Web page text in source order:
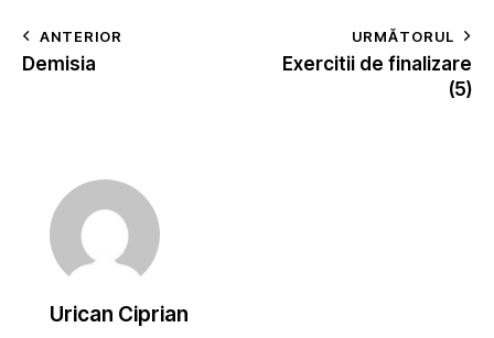
ANTERIOR
Demisia
URMĂTORUL
Exercitii de finalizare
(5)
Urican Ciprian